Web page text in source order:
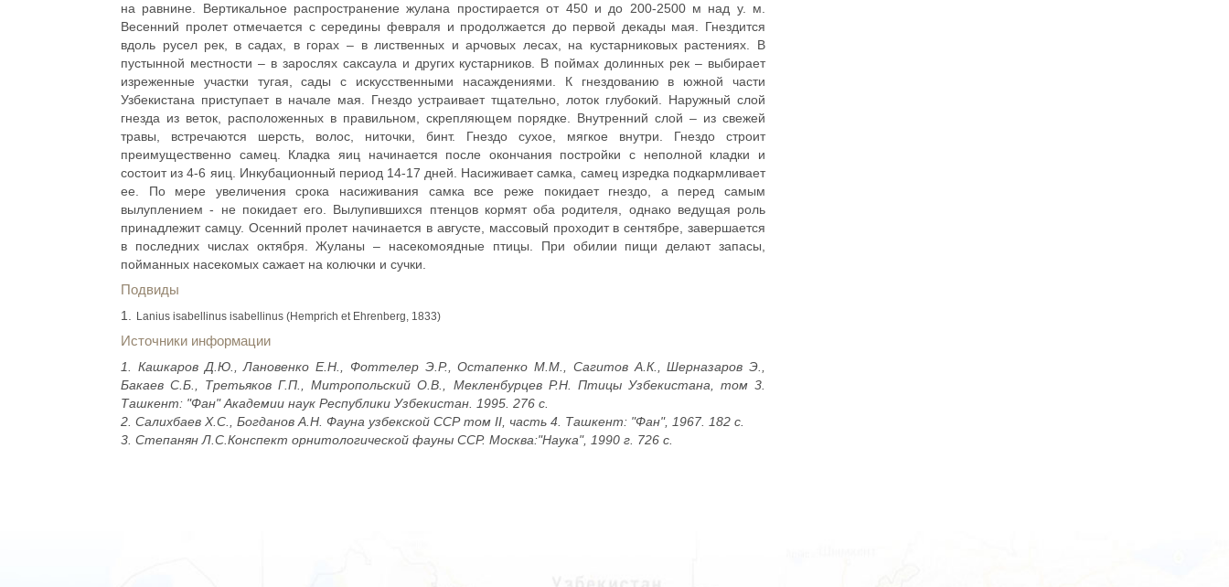
на равнине. Вертикальное распространение жулана простирается от 450 и до 200-2500 м над у. м.
Весенний пролет отмечается с середины февраля и продолжается до первой декады мая. Гнездится
вдоль русел рек, в садах, в горах – в лиственных и арчовых лесах, на кустарниковых растениях. В
пустынной местности – в зарослях саксаула и других кустарников. В поймах долинных рек – выбирает
изреженные участки тугая, сады с искусственными насаждениями. К гнездованию в южной части
Узбекистана приступает в начале мая. Гнездо устраивает тщательно, лоток глубокий. Наружный слой
гнезда из веток, расположенных в правильном, скрепляющем порядке. Внутренний слой – из свежей
травы, встречаются шерсть, волос, ниточки, бинт. Гнездо сухое, мягкое внутри. Гнездо строит
преимущественно самец. Кладка яиц начинается после окончания постройки с неполной кладки и
состоит из 4-6 яиц. Инкубационный период 14-17 дней. Насиживает самка, самец изредка подкармливает
ее. По мере увеличения срока насиживания самка все реже покидает гнездо, а перед самым
вылуплением - не покидает его. Вылупившихся птенцов кормят оба родителя, однако ведущая роль
принадлежит самцу. Осенний пролет начинается в августе, массовый проходит в сентябре, завершается
в последних числах октября. Жуланы – насекомоядные птицы. При обилии пищи делают запасы,
пойманных насекомых сажает на колючки и сучки.
Подвиды
Lanius isabellinus isabellinus (Hemprich et Ehrenberg, 1833)
Источники информации
1. Кашкаров Д.Ю., Лановенко Е.Н., Фоттелер Э.Р., Остапенко М.М., Сагитов А.К., Шерназаров Э.,
Бакаев С.Б., Третьяков Г.П., Митропольский О.В., Мекленбурцев Р.Н. Птицы Узбекистана, том 3.
Ташкент: "Фан" Академии наук Республики Узбекистан. 1995. 276 с.
2. Салихбаев Х.С., Богданов А.Н. Фауна узбекской ССР том II, часть 4. Ташкент: "Фан", 1967. 182 с.
3. Степанян Л.С.Конспект орнитологической фауны ССР. Москва:"Наука", 1990 г. 726 с.